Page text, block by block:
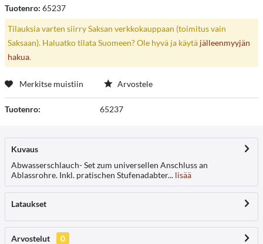
Tuotenro: 65237
Tilauksia varten siirry Saksan verkkokauppaan (toimitus vain
Saksaan). Haluatko tilata Suomeen? Ole hyvä ja käytä jälleenmyyjän
hakua.
Merkitse muistiin Arvostele
Tuotenro: 65237
Kuvaus
Abwasserschlauch- Set zum universellen Anschluss an
Ablassrohre. Inkl. pratischen Stufenadabter... lisää
Lataukset
Arvostelut
0